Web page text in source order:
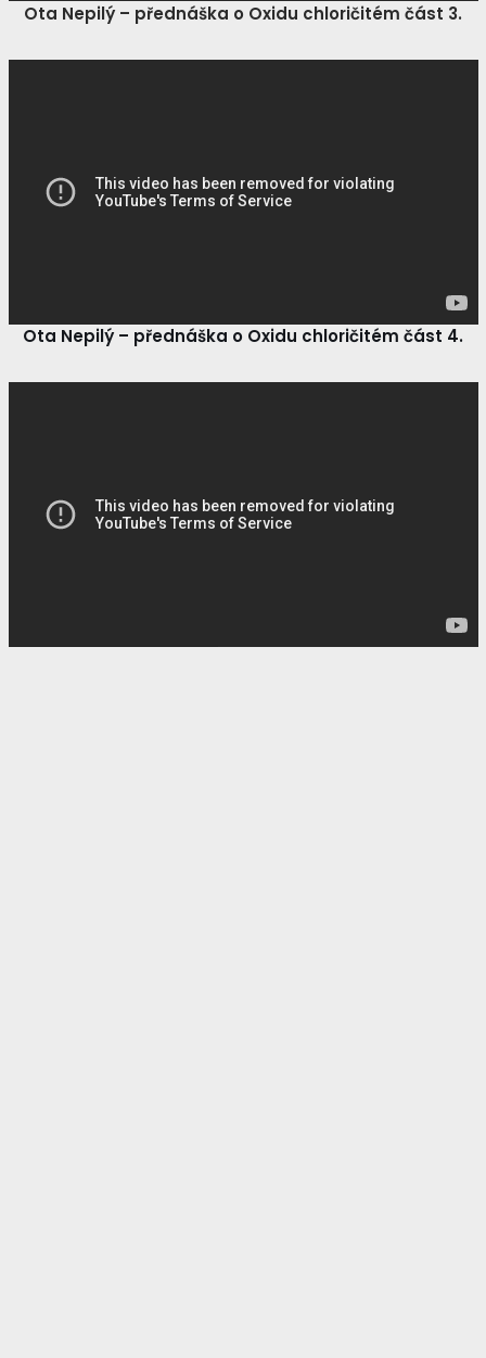
Ota Nepilý – přednáška o Oxidu chloričitém část 3.
Ota Nepilý – přednáška o Oxidu chloričitém část 4.